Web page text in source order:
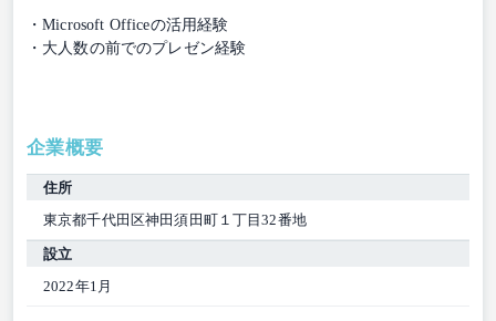
・Microsoft Officeの活用経験
・大人数の前でのプレゼン経験
企業概要
住所
東京都千代田区神田須田町１丁目32番地
設立
2022年1月